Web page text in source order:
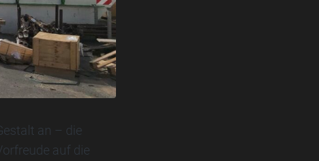
an – die
auf die